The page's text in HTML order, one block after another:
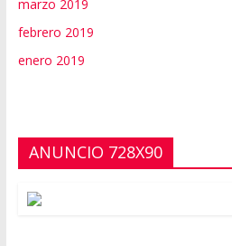
marzo 2019
febrero 2019
enero 2019
ANUNCIO 728X90